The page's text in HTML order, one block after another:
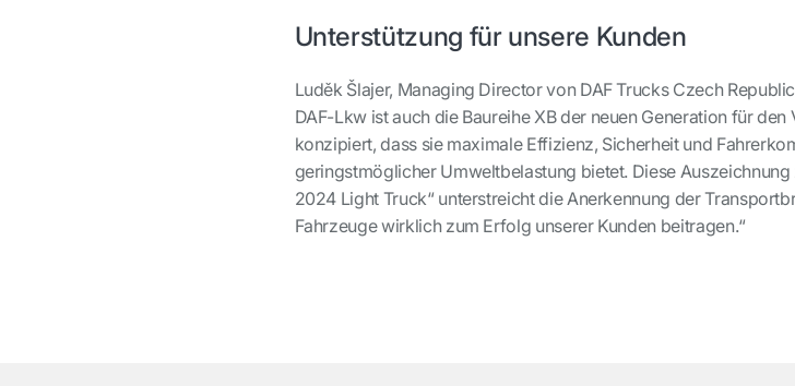
Unterstützung für unsere Kunden
Luděk Šlajer, Managing Director von DAF Trucks Czech
DAF-Lkw ist auch die Baureihe XB der neuen Generation für den
konzipiert, dass sie maximale Effizienz, Sicherheit und
geringstmöglicher Umweltbelastung bietet. Diese Auszeichnung
2024 Light Truck“ unterstreicht die Anerkennung der
Fahrzeuge wirklich zum Erfolg unserer Kunden beitragen.“